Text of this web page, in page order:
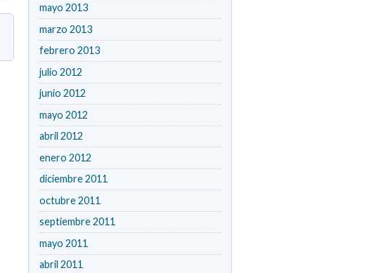
mayo 2013
marzo 2013
febrero 2013
julio 2012
junio 2012
mayo 2012
abril 2012
enero 2012
diciembre 2011
octubre 2011
septiembre 2011
mayo 2011
abril 2011